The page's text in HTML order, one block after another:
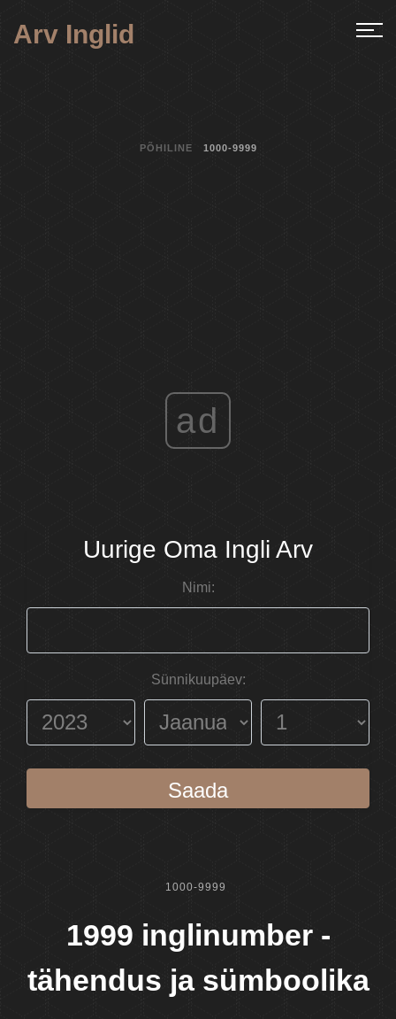
Arv Inglid
PÕHILINE 1000-9999
ad
Uurige Oma Ingli Arv
Nimi:
Sünnikuupäev:
Saada
1000-9999
1999 inglinumber -
tähendus ja sümboolika